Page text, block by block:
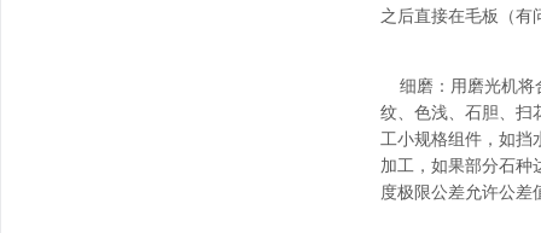
之后直接在毛板（有
细磨：用磨光机将
纹、色浅、石胆、扫
工小规格组件，如挡
加工，如果部分石种
度极限公差允许公差